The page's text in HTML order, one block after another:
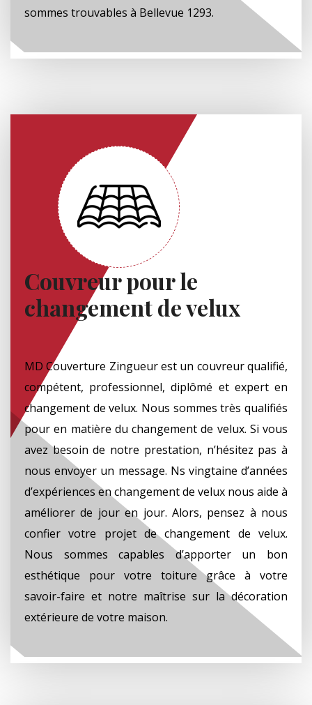
sommes trouvables à Bellevue 1293.
Couvreur pour le
changement de velux
MD Couverture Zingueur est un couvreur qualifié,
compétent, professionnel, diplômé et expert en
changement de velux. Nous sommes très qualifiés
pour en matière du changement de velux. Si vous
avez besoin de notre prestation, n’hésitez pas à
nous envoyer un message. Ns vingtaine d’années
d’expériences en changement de velux nous aide à
améliorer de jour en jour. Alors, pensez à nous
confier votre projet de changement de velux.
Nous sommes capables d’apporter un bon
esthétique pour votre toiture grâce à votre
savoir-faire et notre maîtrise sur la décoration
extérieure de votre maison.